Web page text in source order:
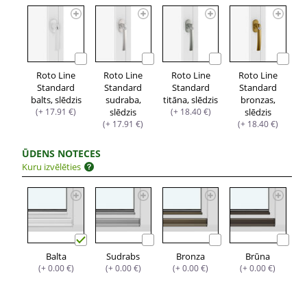
Roto Line
Standard
balts, slēdzis
(+ 17.91 €)
Roto Line
Standard
sudraba,
slēdzis
(+ 17.91 €)
Roto Line
Standard
titāna, slēdzis
(+ 18.40 €)
Roto Line
Standard
bronzas,
slēdzis
(+ 18.40 €)
ŪDENS NOTECES
Kuru izvēlēties
Balta
(+ 0.00 €)
Sudrabs
(+ 0.00 €)
Bronza
(+ 0.00 €)
Brūna
(+ 0.00 €)